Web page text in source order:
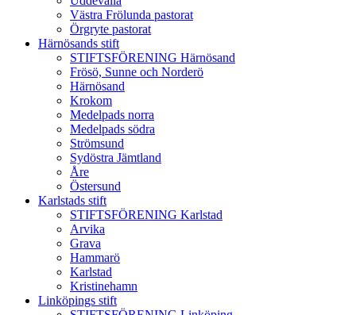
Västra Frölunda pastorat
Örgryte pastorat
Härnösands stift
STIFTSFÖRENING Härnösand
Frösö, Sunne och Norderö
Härnösand
Krokom
Medelpads norra
Medelpads södra
Strömsund
Sydöstra Jämtland
Åre
Östersund
Karlstads stift
STIFTSFÖRENING Karlstad
Arvika
Grava
Hammarö
Karlstad
Kristinehamn
Linköpings stift